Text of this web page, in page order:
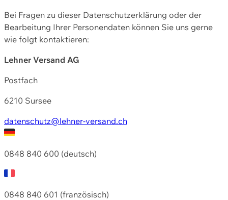
Bei Fragen zu dieser Datenschutzerklärung oder der
Bearbeitung Ihrer Personendaten können Sie uns gerne
wie folgt kontaktieren:
Lehner Versand AG
Postfach
6210 Sursee
datenschutz@lehner-versand.ch
0848 840 600 (deutsch)
0848 840 601 (französisch)